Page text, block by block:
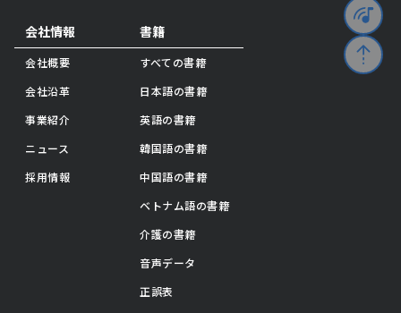
会社情報
会社概要
会社沿革
事業紹介
ニュース
採用情報
書籍
すべての書籍
日本語の書籍
英語の書籍
韓国語の書籍
中国語の書籍
ベトナム語の書籍
介護の書籍
音声データ
正誤表